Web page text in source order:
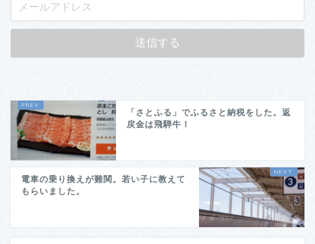
「さとふる」でふるさと納税をした。返
戻金は飛騨牛！
電車の乗り換えが難関。若い子に教えて
もらいました。